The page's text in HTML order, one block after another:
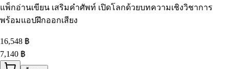
แพ็กอ่านเขียน เสริมคำศัพท์ เปิดโลกด้วยบทความเชิงวิชาการ
พร้อมแอปฝึกออกเสียง
16,548 ฿
7,140 ฿